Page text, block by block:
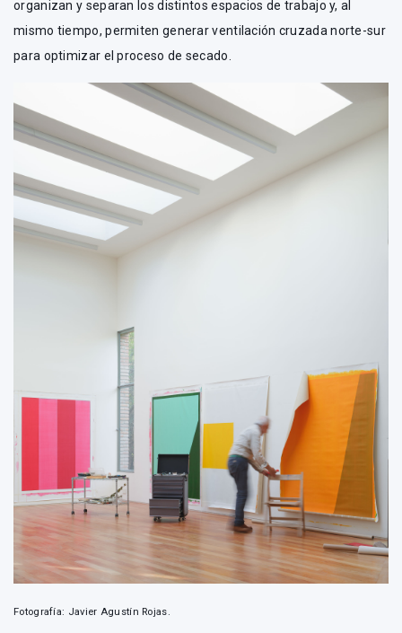
organizan y separan los distintos espacios de trabajo y, al
mismo tiempo, permiten generar ventilación cruzada norte-sur
para optimizar el proceso de secado.
Fotografía: Javier Agustín Rojas.